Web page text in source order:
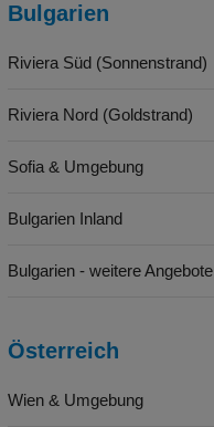
Bulgarien
Riviera Süd (Sonnenstrand)
Riviera Nord (Goldstrand)
Sofia & Umgebung
Bulgarien Inland
Bulgarien - weitere Angebote
Österreich
Wien & Umgebung